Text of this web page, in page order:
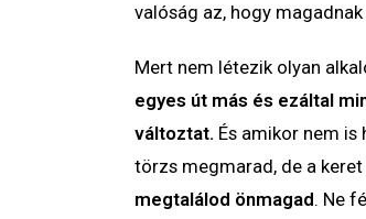
valóság az, hogy
Mert nem létezik olyan
egyes út más és ezáltal
változtat. És amikor nem is
törzs megmarad, de a
megtalálod önmagad. Ne